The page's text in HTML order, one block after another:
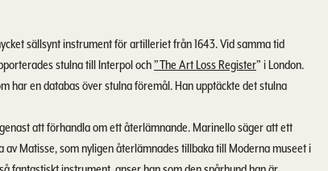
sällsynt instrument för artilleriet från 1643. Vid samma tid
stulna till Interpol och”The Art Loss Register” i London.
har en databas över stulna föremål. Han upptäckte det stulna
att förhandla om ett återlämnande. Marinello säger att ett
Matisse, som nyligen återlämnades tillbaka till Moderna museet i